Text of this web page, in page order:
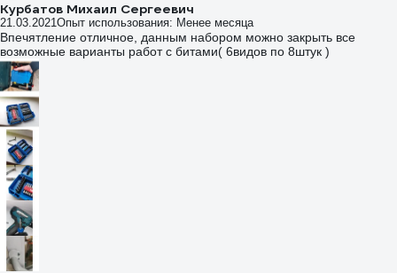
Курбатов Михаил Сергеевич
21.03.2021Опыт использования: Менее месяца
Впечятление отличное, данным набором можно закрыть все
возможные варианты работ с битами( 6видов по 8штук )